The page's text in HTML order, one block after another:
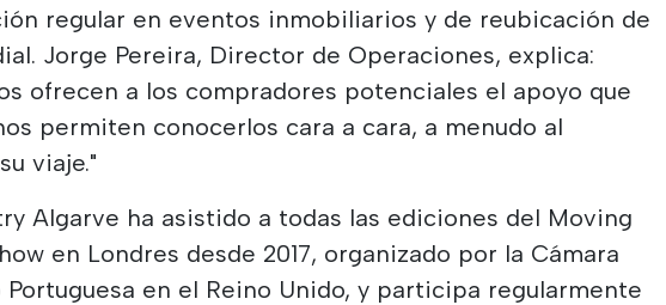
regular en eventos inmobiliarios y de reubicación de
Jorge Pereira, Director de Operaciones, explica:
ofrecen a los compradores potenciales el apoyo que
permiten conocerlos cara a cara, a menudo al
viaje."
Algarve ha asistido a todas las ediciones del Moving
en Londres desde 2017, organizado por la Cámara
en el Reino Unido, y participa regularmente